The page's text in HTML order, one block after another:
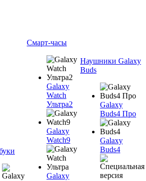
Смарт-часы
Galaxy
Watch
Ультра2
Galaxy
Watch9
Galaxy
Наушники Galaxy
Buds
Galaxy
Buds4 Про
Galaxy
Buds4